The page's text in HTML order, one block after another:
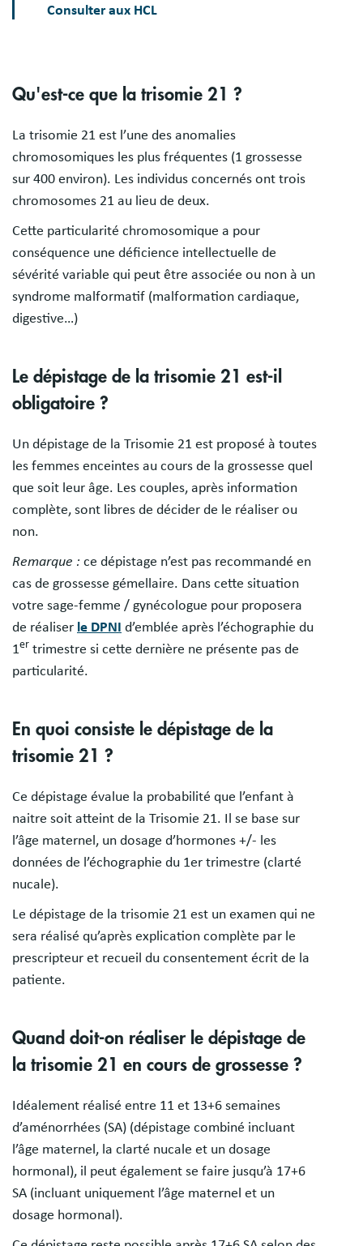
Consulter aux HCL
Qu'est-ce que la trisomie 21 ?
La trisomie 21 est l’une des anomalies
chromosomiques les plus fréquentes (1 grossesse
sur 400 environ). Les individus concernés ont trois
chromosomes 21 au lieu de deux.
Cette particularité chromosomique a pour
conséquence une déficience intellectuelle de
sévérité variable qui peut être associée ou non à un
syndrome malformatif (malformation cardiaque,
digestive…)
Le dépistage de la trisomie 21 est-il
obligatoire ?
Un dépistage de la Trisomie 21 est proposé à toutes
les femmes enceintes au cours de la grossesse quel
que soit leur âge. Les couples, après information
complète, sont libres de décider de le réaliser ou
non.
Remarque : ce dépistage n’est pas recommandé en
cas de grossesse gémellaire. Dans cette situation
votre sage-femme / gynécologue pour proposera
de réaliser le DPNI d’emblée après l’échographie du
1er trimestre si cette dernière ne présente pas de
particularité.
En quoi consiste le dépistage de la
trisomie 21 ?
Ce dépistage évalue la probabilité que l’enfant à
naitre soit atteint de la Trisomie 21. Il se base sur
l’âge maternel, un dosage d’hormones +/- les
données de l’échographie du 1er trimestre (clarté
nucale).
Le dépistage de la trisomie 21 est un examen qui ne
sera réalisé qu’après explication complète par le
prescripteur et recueil du consentement écrit de la
patiente.
Quand doit-on réaliser le dépistage de
la trisomie 21 en cours de grossesse ?
Idéalement réalisé entre 11 et 13+6 semaines
d’aménorrhées (SA) (dépistage combiné incluant
l’âge maternel, la clarté nucale et un dosage
hormonal), il peut également se faire jusqu’à 17+6
SA (incluant uniquement l’âge maternel et un
dosage hormonal).